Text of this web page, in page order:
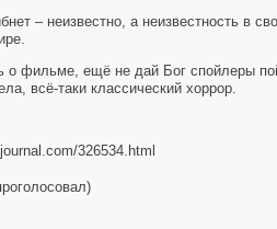
– неизвестно, а неизвестность в
о фильме, ещё не дай Бог спойлеры
всё-таки классический хоррор.
326534.html